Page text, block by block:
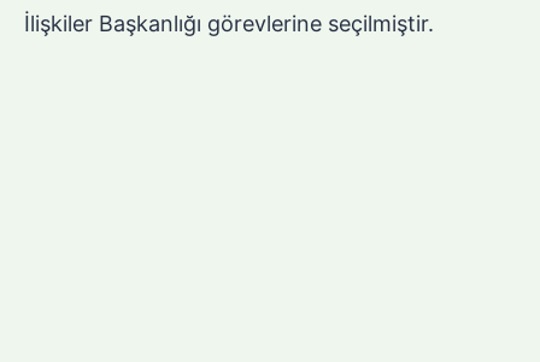
İlişkiler Başkanlığı görevlerine seçilmiştir.